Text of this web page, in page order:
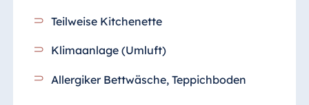
Teilweise Kitchenette
Klimaanlage (Umluft)
Allergiker Bettwäsche, Teppichboden